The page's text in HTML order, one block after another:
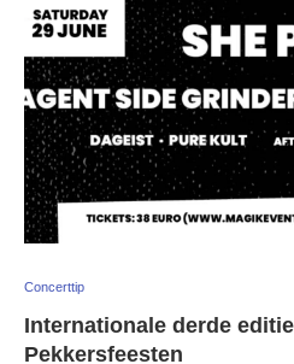
Concerttip
Internationale derde
Pekkersfeesten